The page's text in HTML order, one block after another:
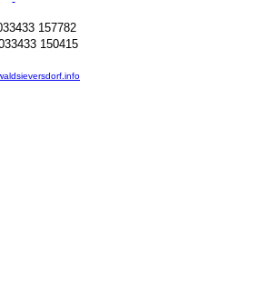
157782
150415